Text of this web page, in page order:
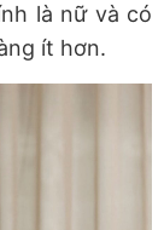
là nữ và có
ít hơn.